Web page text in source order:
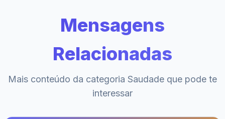
Mensagens
Relacionadas
Mais conteúdo da categoria Saudade que pode te
interessar